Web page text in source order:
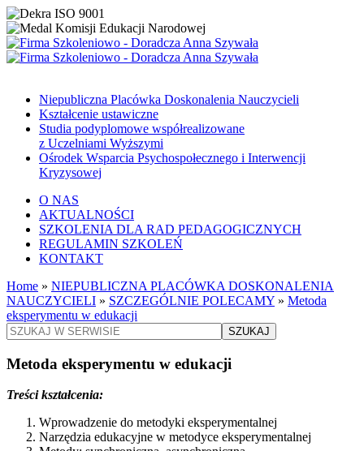
Niepubliczna Placówka Doskonalenia Nauczycieli
Kształcenie ustawiczne
Studia podyplomowe współrealizowane
z Uczelniami Wyższymi
Ośrodek Wsparcia Psychospołecznego i Interwencji
Kryzysowej
O NAS
AKTUALNOŚCI
SZKOLENIA DLA RAD PEDAGOGICZNYCH
REGULAMIN SZKOLEŃ
KONTAKT
Home » NIEPUBLICZNA PLACÓWKA DOSKONALENIA
NAUCZYCIELI » SZCZEGÓLNIE POLECAMY » Metoda
eksperymentu w edukacji
SZUKAJ
Metoda eksperymentu w edukacji
Treści kształcenia:
Wprowadzenie do metodyki eksperymentalnej
Narzędzia edukacyjne w metodyce eksperymentalnej